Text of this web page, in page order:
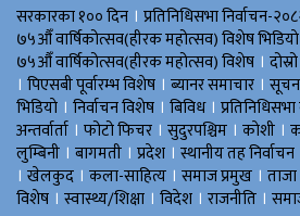
सरकारका १०० दिन । प्रतिनिधिसभा निर्वाचन-
७५औँ वार्षिकोत्सव(हीरक महोत्सव) विशेष भिडियाे
७५औँ वार्षिकोत्सव(हीरक महोत्सव) विशेष ।
। पिएसबी पूर्वारम्भ विशेष । ब्यानर समाचार ।
भिडियाे । निर्वाचन विशेष । बिविध।
अन्तर्वार्ता । फोटो फिचर । सुदुरपश्चिम । काेशी ।
लुम्बिनी । बागमती । प्रदेश । स्थानीय तह निर्वाचन
। खेलकुद । कला-साहित्य । समाज प्रमुख ।
विशेष । स्वास्थ्य/शिक्षा । विदेश । राजनीति ।